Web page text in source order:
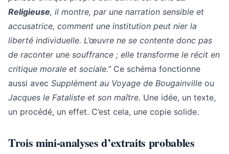
Religieuse, il montre, par une narration sensible et
accusatrice, comment une institution peut nier la
liberté individuelle. L’œuvre ne se contente donc pas
de raconter une souffrance ; elle transforme le récit en
critique morale et sociale.”Ce schéma fonctionne
aussi avec Supplément au Voyage de Bougainville ou
Jacques le Fataliste et son maître. Une idée, un texte,
un procédé, un effet. C’est cela, une copie solide.
Trois mini-analyses d’extraits probables